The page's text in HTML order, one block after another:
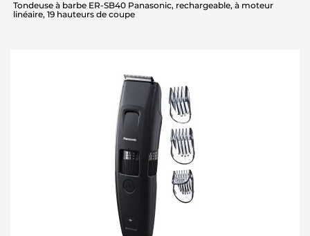
Tondeuse à barbe ER-SB40 Panasonic, rechargeable, à moteur
linéaire, 19 hauteurs de coupe